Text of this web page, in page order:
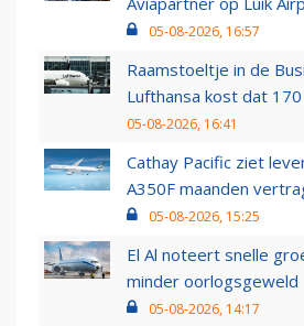
05-08-2026, 16:57
Raamstoeltje in de
Lufthansa kost dat
05-08-2026, 16:41
Cathay Pacific ziet
A350F maanden
05-08-2026, 15:25
El Al noteert snelle
minder oorlogsgeweld
05-08-2026, 14:17